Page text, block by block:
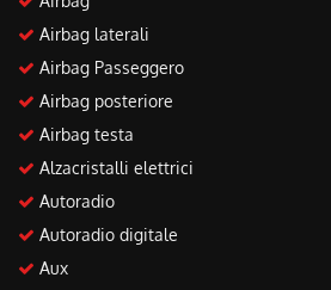
Airbag laterali
Airbag Passeggero
Airbag posteriore
Airbag testa
Alzacristalli elettrici
Autoradio
Autoradio digitale
Aux
le
impostazioni